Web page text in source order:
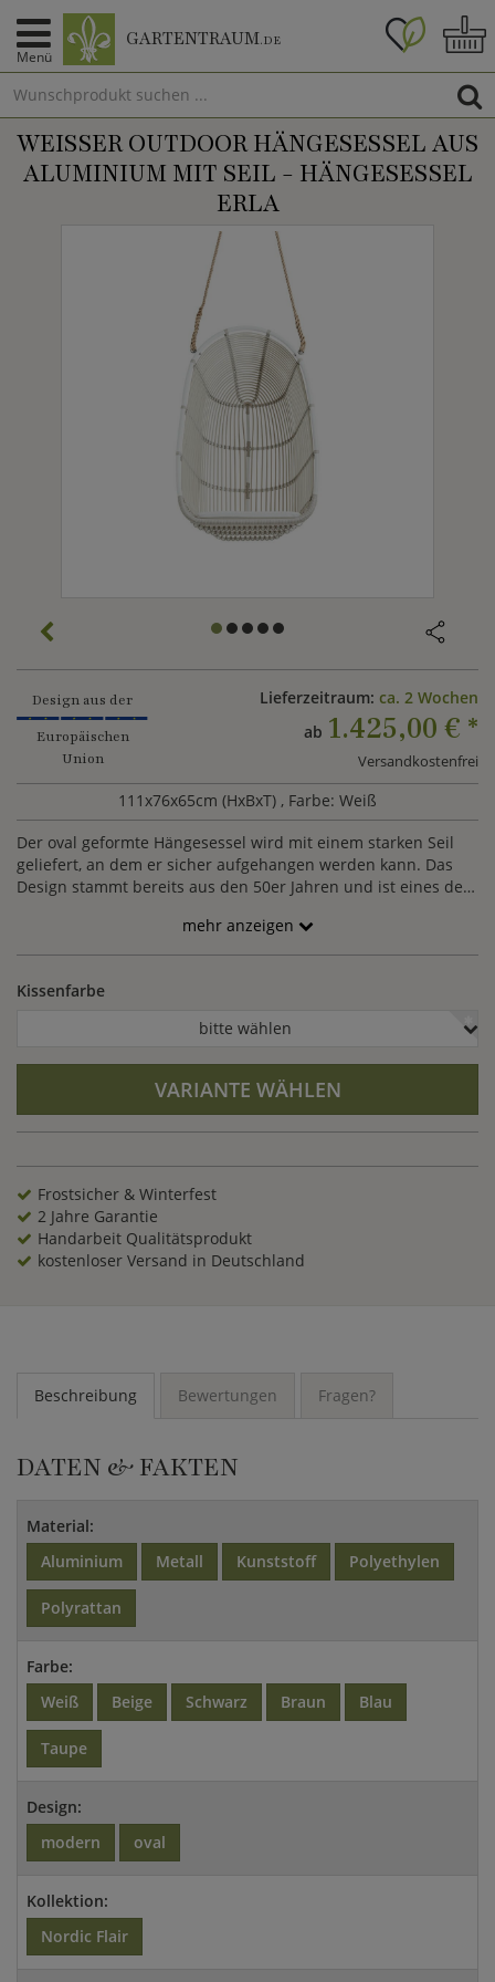
Menü
GARTENTRAUM.DE
WEISSER OUTDOOR HÄNGESESSEL AUS A
LUMINIUM MIT SEIL - HÄNGESESSEL E
RLA
Design aus der
Europäischen
Union
Lieferzeitraum: ca. 2 Wochen
ab 1.425,00 € *
Versandkostenfrei
111x76x65cm (HxBxT) , Farbe: Weiß
Der oval geformte Hängesessel wird mit einem starken Seil
geliefert, an dem er sicher aufgehangen werden kann. Das
Design stammt bereits aus den 50er Jahren und ist eines der
interantionaler Beliebtheit erfreut. Gefertigt wird der
Hängestuhl aus pulverbeschichteten Alumnium, welches mit
machen den Sessel wetterfest und UV-resistent. Sie können
eine passende Sitzauflage für den weißen Hängesessel dazu
mehr anzeigen
Kissenfarbe
bitte wählen
VARIANTE WÄHLEN
Frostsicher & Winterfest
2 Jahre Garantie
Handarbeit Qualitätsprodukt
kostenloser Versand in Deutschland
Beschreibung Bewertungen Fragen?
DATEN & FAKTEN
Material:
Aluminium
Metall Kunststoff Polyethylen
Polyrattan
Farbe:
Weiß
Beige Schwarz Braun Blau
Taupe
Design:
modern
oval
Kollektion:
Nordic Flair